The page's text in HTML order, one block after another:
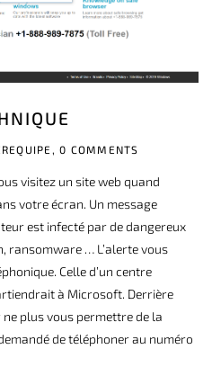
0 COMMENTS
visitez un site web quand
votre écran. Un message
est infecté par de dangereux
ransomware … L’alerte vous
Celle d’un centre
à Microsoft. Derrière
plus vous permettre de la
de téléphoner au numéro